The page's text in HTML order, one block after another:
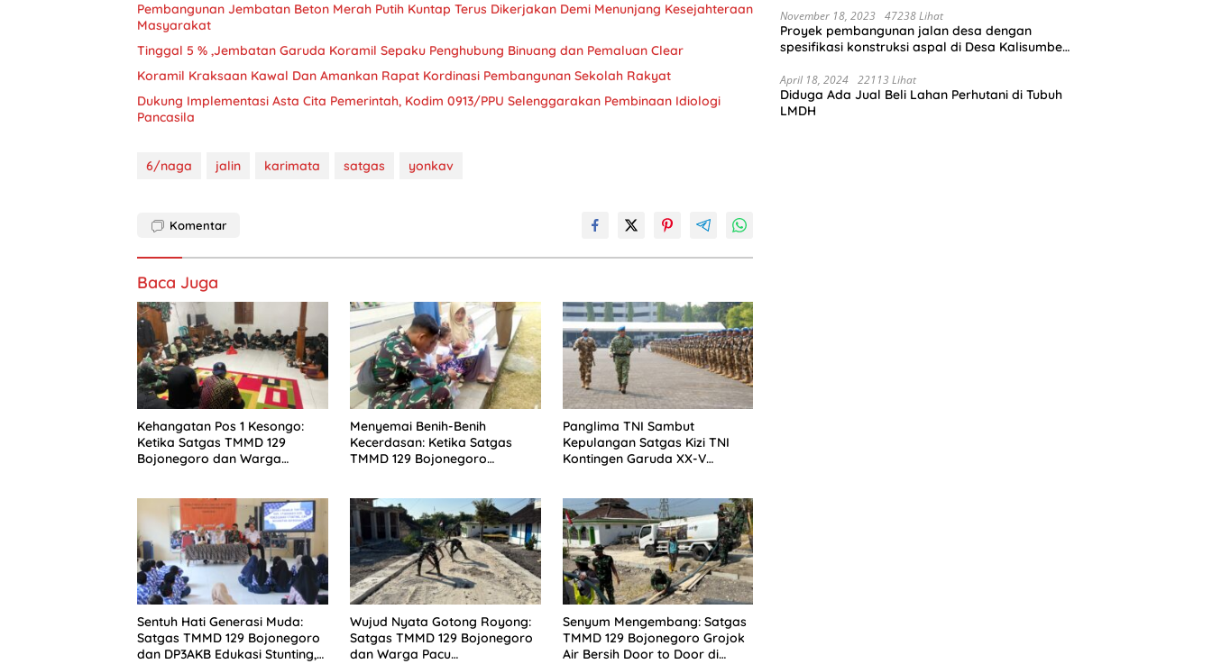
Pembangunan Jembatan Beton Merah Putih Kuntap Terus Dikerjakan Demi Menunjang Kesejahteraan
Masyarakat
Tinggal 5 % ,Jembatan Garuda Koramil Sepaku Penghubung Binuang dan Pemaluan Clear
Koramil Kraksaan Kawal Dan Amankan Rapat Kordinasi Pembangunan Sekolah Rakyat
Dukung Implementasi Asta Cita Pemerintah, Kodim 0913/PPU Selenggarakan Pembinaan Idiologi
Pancasila
6/naga jalin karimata satgas yonkav
Komentar
Baca Juga
Kehangatan Pos 1 Kesongo:
Ketika Satgas TMMD 129
Bojonegoro dan Warga
Menyemai Benih-Benih
Kecerdasan: Ketika Satgas
TMMD 129 Bojonegoro
Panglima TNI Sambut
Kepulangan Satgas Kizi TNI
Kontingen Garuda XX-V
Sentuh Hati Generasi Muda:
Satgas TMMD 129 Bojonegoro
dan DP3AKB Edukasi Stunting,
Wujud Nyata Gotong Royong:
Satgas TMMD 129 Bojonegoro
dan Warga Pacu
Senyum Mengembang: Satgas
TMMD 129 Bojonegoro Grojok
Air Bersih Door to Door di
November 18, 2023 47238 Lihat
Proyek pembangunan jalan desa dengan
spesifikasi konstruksi aspal di Desa Kalisumber,
Bojonegoro.Progres pekerjaanya sudah selesai
di tahun 2023
April 18, 2024 22113 Lihat
Diduga Ada Jual Beli Lahan Perhutani di Tubuh
LMDH